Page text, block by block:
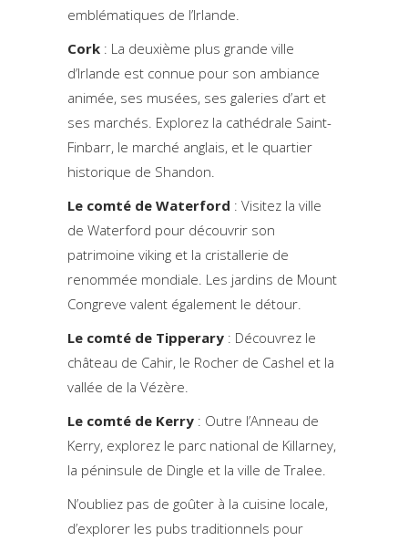
emblématiques de l’Irlande.
Cork : La deuxième plus grande ville
d’Irlande est connue pour son ambiance
animée, ses musées, ses galeries d’art et
ses marchés. Explorez la cathédrale Saint-
Finbarr, le marché anglais, et le quartier
historique de Shandon.
Le comté de Waterford : Visitez la ville
de Waterford pour découvrir son
patrimoine viking et la cristallerie de
renommée mondiale. Les jardins de Mount
Congreve valent également le détour.
Le comté de Tipperary : Découvrez le
château de Cahir, le Rocher de Cashel et la
vallée de la Vézère.
Le comté de Kerry : Outre l’Anneau de
Kerry, explorez le parc national de Killarney,
la péninsule de Dingle et la ville de Tralee.
N’oubliez pas de goûter à la cuisine locale,
d’explorer les pubs traditionnels pour